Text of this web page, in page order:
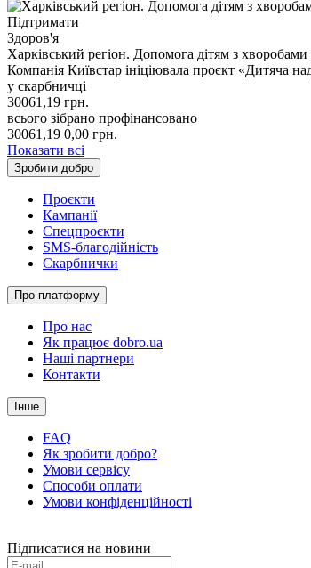
Підтримати
Здоров'я
Харківський регіон. Допомога дітям з хворобами
Компанія Київстар ініціювала проєкт «Дитяча
у скарбничці
30061,19 грн.
всього зібрано профінансовано
30061,19 0,00 грн.
Показати всі
Зробити добро
Проєкти
Кампанії
Спецпроєкти
SMS-благодійність
Скарбнички
Про платформу
Про нас
Як працює dobro.ua
Наші партнери
Контакти
Інше
FAQ
Як зробити добро?
Умови сервісу
Способи оплати
Умови конфіденційності
Підписатися на новини